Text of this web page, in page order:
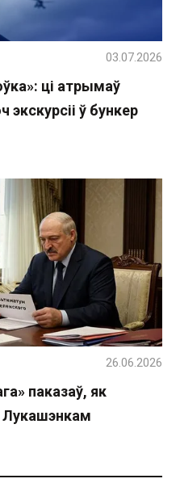
ці атрымаў
ў бункер
03.07.2026
паказаў, як
Лукашэнкам
26.06.2026